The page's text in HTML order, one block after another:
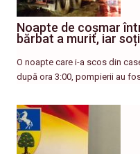
Noapte de coșmar
bărbat a murit, iar
O noapte care i-a scos din
după ora 3:00, pompierii au